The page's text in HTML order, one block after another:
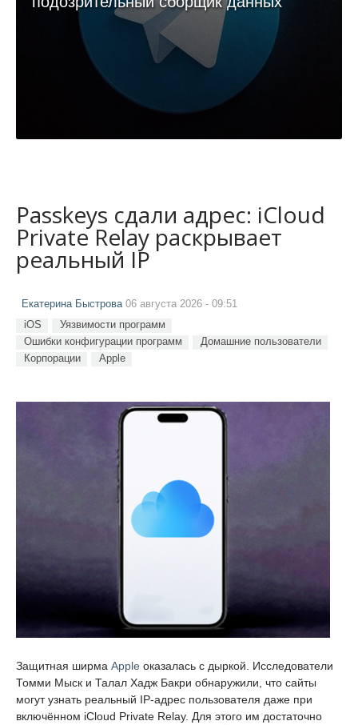
Passkeys сдали адрес: iCloud
Private Relay раскрывает
реальный IP
Екатерина Быстрова 06 августа 2026 - 09:51
iOS
Уязвимости программ
Ошибки конфигурации программ
Домашние пользователи
Корпорации
Apple
Защитная ширма Apple оказалась с дыркой. Исследователи
Томми Мыск и Талал Хадж Бакри обнаружили, что сайты
могут узнать реальный IP-адрес пользователя даже при
включённом iCloud Private Relay. Для этого им достаточно